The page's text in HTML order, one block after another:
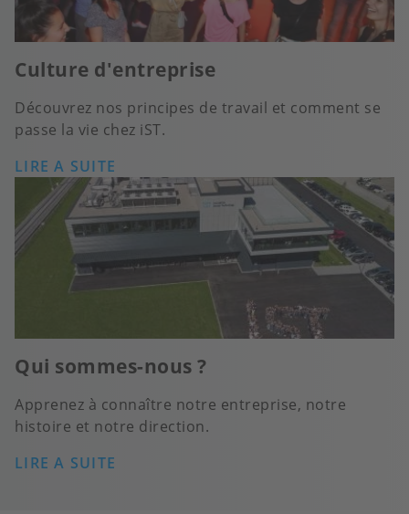
Culture d'entreprise
Découvrez nos principes de travail et comment se
passe la vie chez iST.
LIRE A SUITE
Qui sommes-nous ?
Apprenez à connaître notre entreprise, notre
histoire et notre direction.
LIRE A SUITE